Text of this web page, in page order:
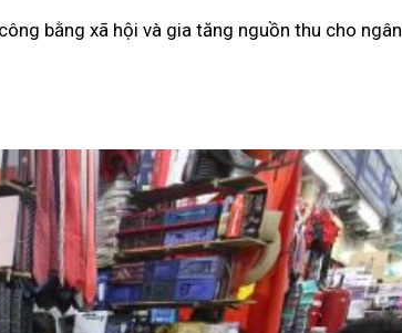
bằng xã hội và gia tăng nguồn thu cho ngân